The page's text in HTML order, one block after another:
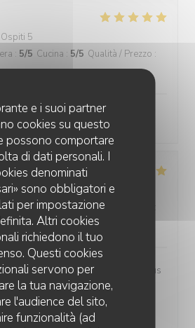
e i suoi partner
cookies su questo
possono comportare
di dati personali. I
denominati
sono obbligatori e
per impostazione
Altri cookies
richiedono il tuo
Questi cookies
servono per
la tua navigazione,
l'audience del sito,
funzionalità (ad
5
: 5/5 Cucina : 5/5 Qualità / Prezzo :
est très bien
5
: 4/5 Cucina:5/5 Qualità / Prezzo
à la terrasse, c’était beaucoup plus
salle où le niveau sonore est très